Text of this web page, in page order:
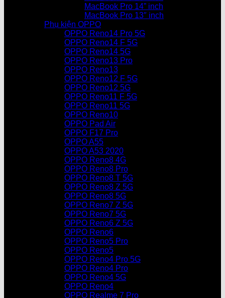
MacBook Pro 14” inch
MacBook Pro 13″ inch
Phụ kiện OPPO
OPPO Reno14 Pro 5G
OPPO Reno14 F 5G
OPPO Reno14 5G
OPPO Reno13 Pro
OPPO Reno13
OPPO Reno12 F 5G
OPPO Reno12 5G
OPPO Reno11 F 5G
OPPO Reno11 5G
OPPO Reno10
OPPO Pad Air
OPPO F17 Pro
OPPO A55
OPPO A53 2020
OPPO Reno8 4G
OPPO Reno8 Pro
OPPO Reno8 T 5G
OPPO Reno8 Z 5G
OPPO Reno8 5G
OPPO Reno7 Z 5G
OPPO Reno7 5G
OPPO Reno6 Z 5G
OPPO Reno6
OPPO Reno5 Pro
OPPO Reno5
OPPO Reno4 Pro 5G
OPPO Reno4 Pro
OPPO Reno4 5G
OPPO Reno4
OPPO Realme 7 Pro